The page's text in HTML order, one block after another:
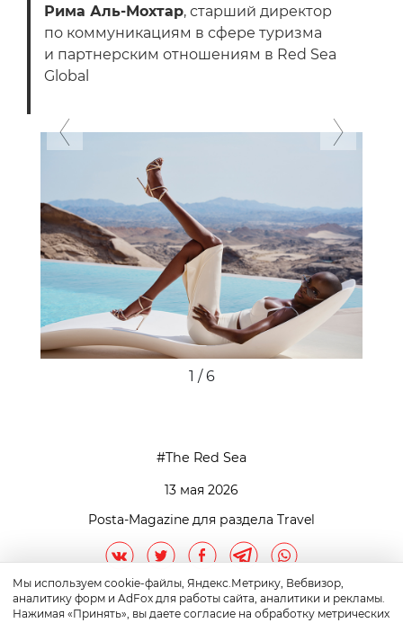
Рима Аль-Мохтар, старший директор
по коммуникациям в сфере туризма
и партнерским отношениям в Red Sea
Global
1 / 6
The Red Sea
13 мая 2026
Posta-Magazine для раздела Travel
Мы используем cookie-файлы, Яндекс.Метрику, Вебвизор,
аналитику форм и AdFox для работы сайта, аналитики и рекламы.
Нажимая «Принять», вы даете согласие на обработку метрических